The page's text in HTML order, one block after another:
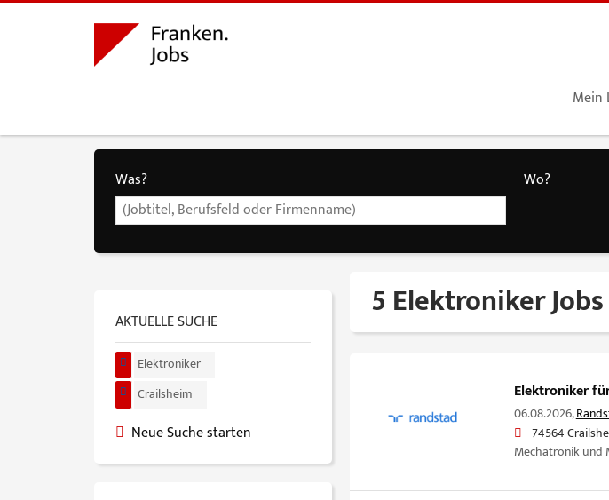
Mein
Was? Wo?
5 Elektroniker
Elektroniker
06.08.2026,
74564
Mechatronik und
AKTUELLE SUCHE
Elektroniker
Crailsheim
Neue Suche starten